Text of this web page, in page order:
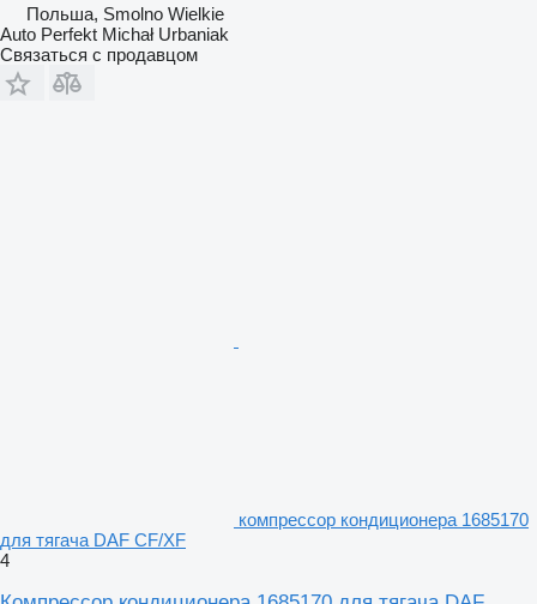
Польша, Smolno Wielkie
Auto Perfekt Michał Urbaniak
Связаться с продавцом
компрессор кондиционера 1685170
для тягача DAF CF/XF
4